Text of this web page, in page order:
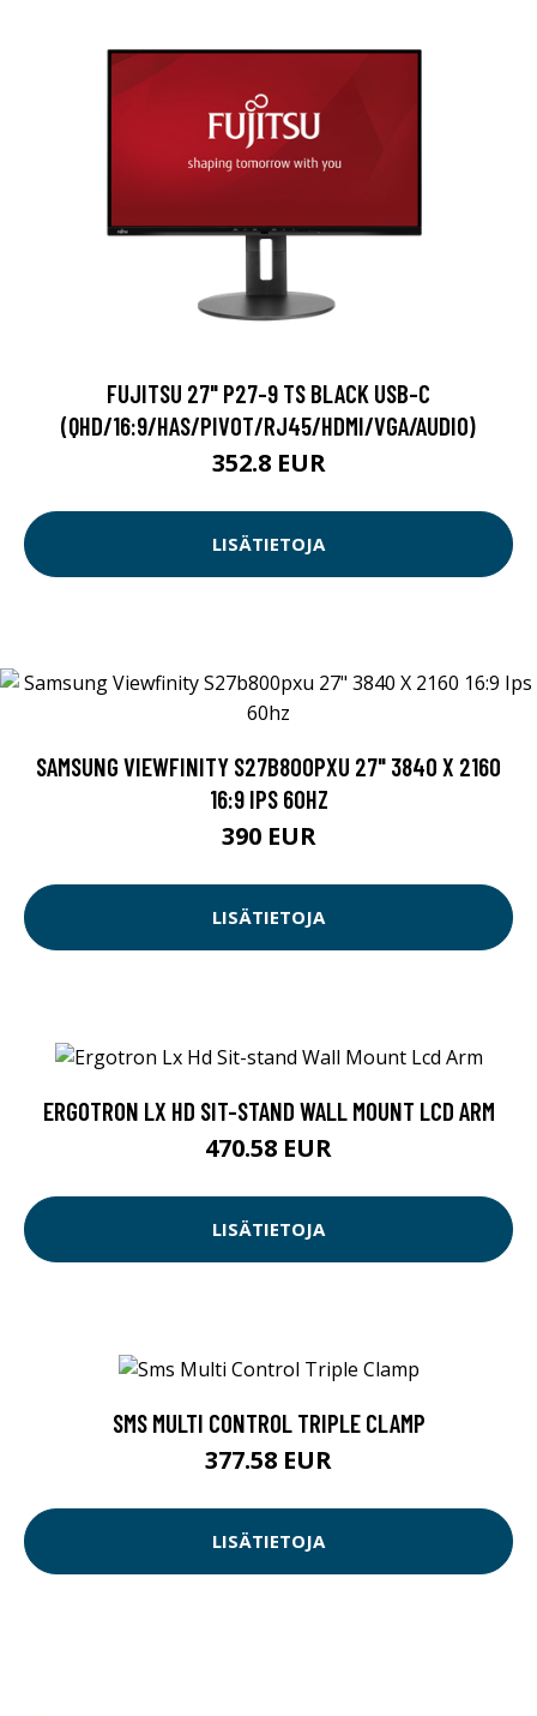
FUJITSU 27" P27-9 TS BLACK USB-C
(QHD/16:9/HAS/PIVOT/RJ45/HDMI/VGA/AUDIO)
352.8 EUR
LISÄTIETOJA
SAMSUNG VIEWFINITY S27B800PXU 27" 3840 X 2160
16:9 IPS 60HZ
390 EUR
LISÄTIETOJA
ERGOTRON LX HD SIT-STAND WALL MOUNT LCD ARM
470.58 EUR
LISÄTIETOJA
SMS MULTI CONTROL TRIPLE CLAMP
377.58 EUR
LISÄTIETOJA